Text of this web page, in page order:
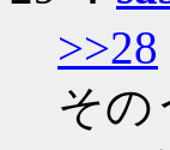
>>28
その